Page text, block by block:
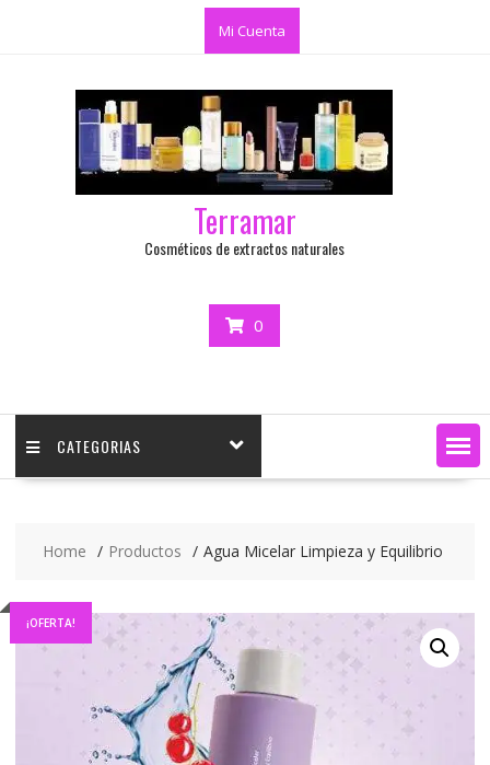
Mi Cuenta
Terramar
Cosméticos de extractos naturales
0
CATEGORIAS
Home Productos Agua Micelar Limpieza y Equilibrio
¡OFERTA!